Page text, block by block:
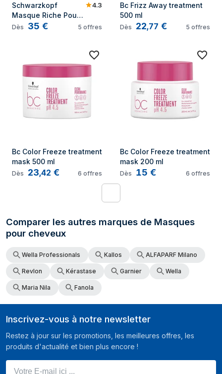
Schwarzkopf
Masque Riche Pour
Tous Les Blonds
4.3
Dès 35 € 5 offres
Bc Frizz Away treatment
500 ml
Dès 22,77 € 5 offres
Bc Color Freeze treatment
mask 500 ml
Dès 23,42 € 6 offres
Bc Color Freeze treatment
mask 200 ml
Dès 15 € 6 offres
Comparer les autres marques de Masques
pour cheveux
Wella Professionals Kallos ALFAPARF Milano
Revlon Kérastase Garnier Wella
Maria Nila Fanola
Inscrivez-vous à notre newsletter
Restez à jour sur les promotions, les meilleures offres, les
produits d'actualité et bien plus encore !